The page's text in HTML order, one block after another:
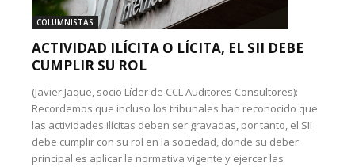
COLUMNISTAS
ACTIVIDAD ILÍCITA O LÍCITA, EL SII DEBE
CUMPLIR SU ROL
(Javier Jaque, socio Líder de CCL Auditores Consultores):
Recordemos que incluso los tribunales han reconocido que
las actividades ilícitas deben ser gravadas, por tanto, el SII
debe cumplir con su rol en la sociedad, donde su deber
principal es aplicar la normativa vigente y ejercer las